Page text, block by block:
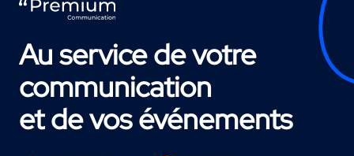
Au service de votre
communication
et de vos événements